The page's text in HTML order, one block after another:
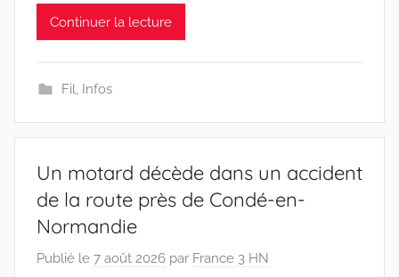
Continuer la lecture
Fil, Infos
Un motard décède dans un accident
de la route près de Condé-en-
Normandie
Publié le 7 août 2026 par France 3 HN